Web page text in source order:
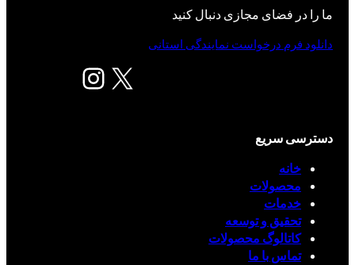
ما را در فضای مجازی دنبال کنید
X اینستاگرم
دانلود فرم درخواست نمایندگی استانی
دسترسی سریع
خانه
محصولات
خدمات
تحقیق و توسعه
کاتالوگ محصولات
تماس با ما